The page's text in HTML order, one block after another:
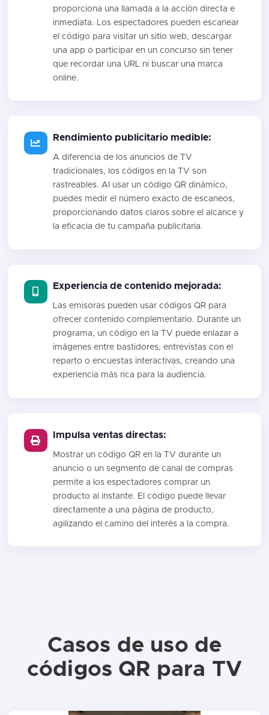
proporciona una llamada a la acción directa e
inmediata. Los espectadores pueden escanear
el código para visitar un sitio web, descargar
una app o participar en un concurso sin tener
que recordar una URL ni buscar una marca
online.
Rendimiento publicitario medible:
A diferencia de los anuncios de TV
tradicionales, los códigos en la TV son
rastreables. Al usar un código QR dinámico,
puedes medir el número exacto de escaneos,
proporcionando datos claros sobre el alcance y
la eficacia de tu campaña publicitaria.
Experiencia de contenido mejorada:
Las emisoras pueden usar códigos QR para
ofrecer contenido complementario. Durante un
programa, un código en la TV puede enlazar a
imágenes entre bastidores, entrevistas con el
reparto o encuestas interactivas, creando una
experiencia más rica para la audiencia.
Impulsa ventas directas:
Mostrar un código QR en la TV durante un
anuncio o un segmento de canal de compras
permite a los espectadores comprar un
producto al instante. El código puede llevar
directamente a una página de producto,
agilizando el camino del interés a la compra.
Casos de uso de
códigos QR para TV